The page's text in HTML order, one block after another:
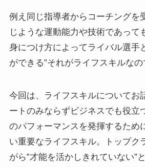
例え同じ指導者からコーチングを
じような運動能力や技術であって
身につけ方によってライバル選手
ができる”それがライフスキルなの
今回は、ライフスキルについてお
ートのみならずビジネスでも役立
のパフォーマンスを発揮するため
い重要なライフスキル。トップク
がら”才能を活かしきれていない”